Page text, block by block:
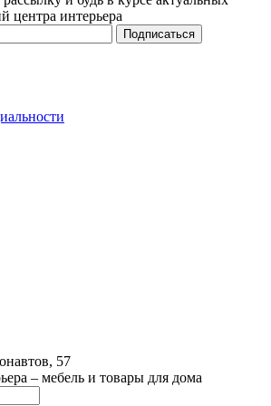
центра интерьера
57
– мебель и товары для дома